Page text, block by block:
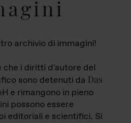
archivio di immagini!
che i diritti d'autore del
sono detenuti da Das
e rimangono in pieno
possono essere
editoriali e scientifici. Si